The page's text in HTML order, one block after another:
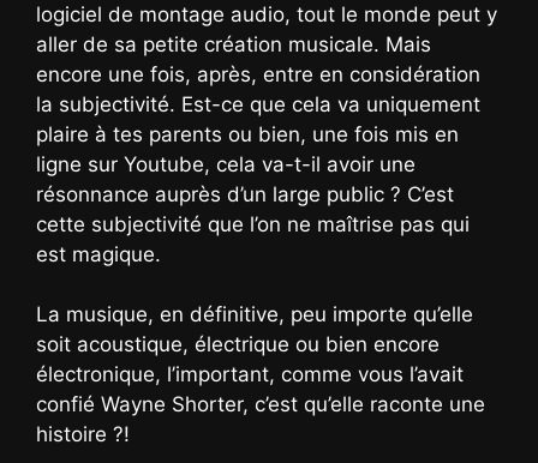
logiciel de montage audio, tout le monde peut y
aller de sa petite création musicale. Mais
encore une fois, après, entre en considération
la subjectivité. Est-ce que cela va uniquement
plaire à tes parents ou bien, une fois mis en
ligne sur Youtube, cela va-t-il avoir une
résonnance auprès d’un large public ? C’est
cette subjectivité que l’on ne maîtrise pas qui
est magique.
La musique, en définitive, peu importe qu’elle
soit acoustique, électrique ou bien encore
électronique, l’important, comme vous l’avait
confié Wayne Shorter, c’est qu’elle raconte une
histoire ?!